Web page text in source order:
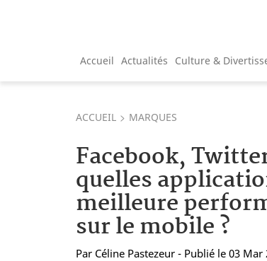
Accueil Actualités Culture &
ACCUEIL MARQUES
Facebook,
quelles
meilleure
sur le mobile ?
Par Céline Pastezeur - Publié le 03 Mar